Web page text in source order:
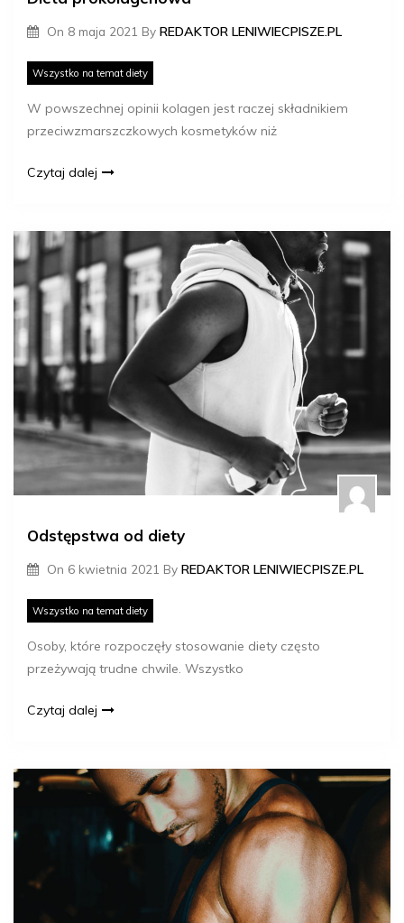
On 8 maja 2021 By REDAKTOR LENIWIECPISZE.PL
Wszystko na temat diety
W powszechnej opinii kolagen jest raczej składnikiem
przeciwzmarszczkowych kosmetyków niż
Czytaj dalej
Odstępstwa od diety
On 6 kwietnia 2021 By REDAKTOR LENIWIECPISZE.PL
Wszystko na temat diety
Osoby, które rozpoczęły stosowanie diety często
przeżywają trudne chwile. Wszystko
Czytaj dalej